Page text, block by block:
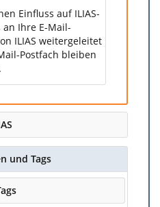
Einfluss auf ILIAS-
an Ihre E-Mail-
ILIAS weitergeleitet
Postfach bleiben
und Tags